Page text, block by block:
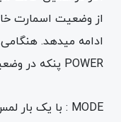
از وضعیت اسمارت
ادامه میدهد.
POWER پنکه در وضعیت اسمارت شروع به کار می کند.